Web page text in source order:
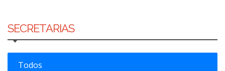
SECRETARIAS
Todos